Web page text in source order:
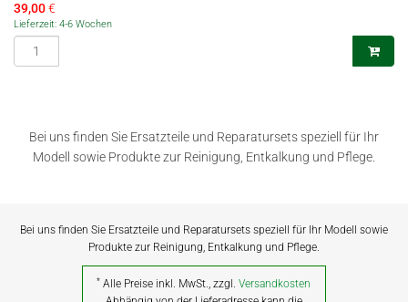
39,00€
Lieferzeit: 4-6 Wochen
Bei uns finden Sie Ersatzteile und Reparatursets speziell für Ihr
Modell sowie Produkte zur Reinigung, Entkalkung und Pflege.
Bei uns finden Sie Ersatzteile und Reparatursets speziell für Ihr Modell sowie
Produkte zur Reinigung, Entkalkung und Pflege.
* Alle Preise inkl. MwSt., zzgl.Versandkosten